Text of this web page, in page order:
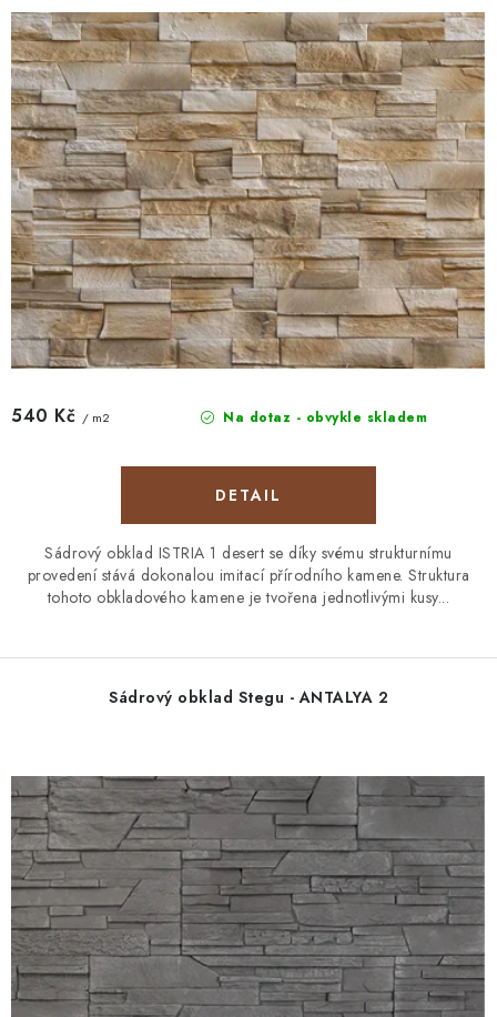
d
u
k
t
ů
o
d
u
k
t
ů
Na dotaz - obvykle skladem
540 Kč / m2
Sádrový obklad ISTRIA 1 desert se díky svému strukturnímu
provedení stává dokonalou imitací přírodního kamene. Struktura
tohoto obkladového kamene je tvořena jednotlivými kusy...
Sádrový obklad Stegu - ANTALYA 2